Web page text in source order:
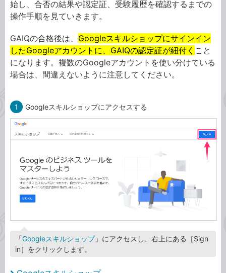
始し、合否の結果や認定証、受験履歴を確認するまでの
操作手順を見ていきます。
GAIQの合格後は、 Googleスキルショップにサインイン
したGoogleアカウントに、GAIQの認定証が紐付く こと
になります。複数のGoogleアカウントを使い分けている
場合は、間違えないように注意してください。
1 Googleスキルショップにアクセスする
「Googleスキルショップ」にアクセスし、右上にある［Sign
in］をクリックします。